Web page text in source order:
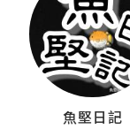
魚堅日記